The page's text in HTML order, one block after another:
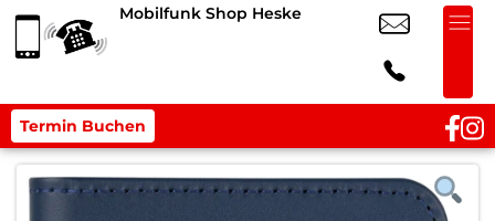
Mobilfunk Shop Heske
Termin Buchen